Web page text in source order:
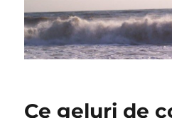
Ce geluri de